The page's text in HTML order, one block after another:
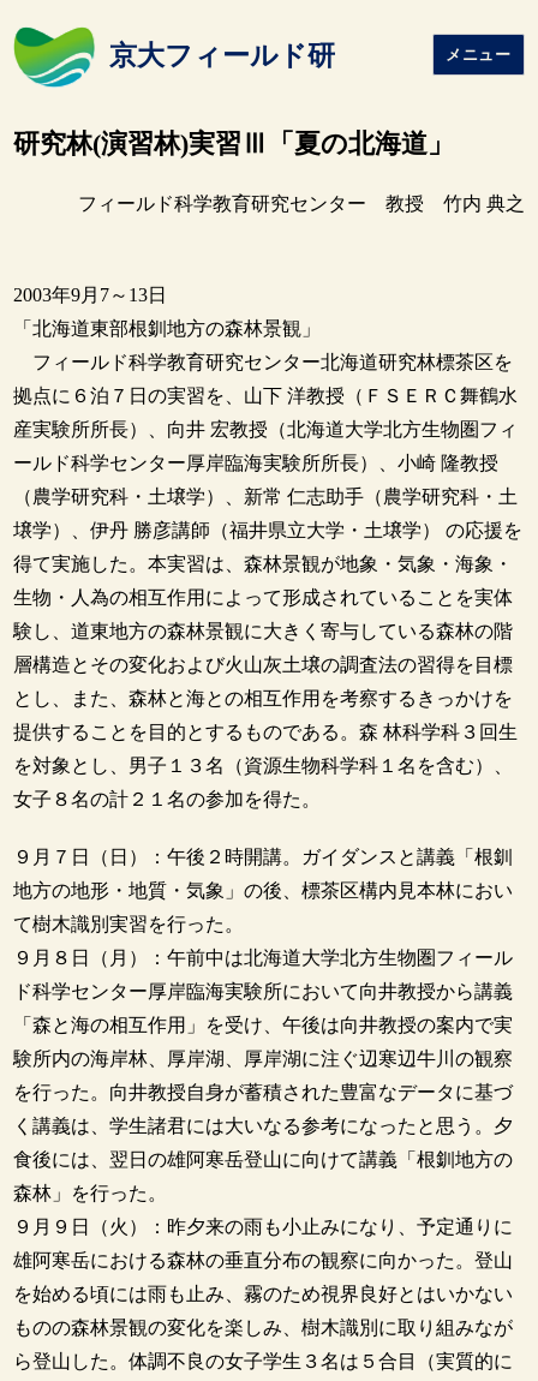
京大フィールド研 メニュー
研究林(演習林)実習Ⅲ「夏の北海道」
フィールド科学教育研究センター 教授 竹内 典之
2003年9月7～13日
「北海道東部根釧地方の森林景観」
フィールド科学教育研究センター北海道研究林標茶区を
拠点に６泊７日の実習を、山下 洋教授（ＦＳＥＲＣ舞鶴水
産実験所所長）、向井 宏教授（北海道大学北方生物圏フィ
ールド科学センター厚岸臨海実験所所長）、小崎 隆教授
（農学研究科・土壌学）、新常 仁志助手（農学研究科・土
壌学）、伊丹 勝彦講師（福井県立大学・土壌学） の応援を
得て実施した。本実習は、森林景観が地象・気象・海象・
生物・人為の相互作用によって形成されていることを実体
験し、道東地方の森林景観に大きく寄与している森林の階
層構造とその変化および火山灰土壌の調査法の習得を目標
とし、また、森林と海との相互作用を考察するきっかけを
提供することを目的とするものである。森 林科学科３回生
を対象とし、男子１３名（資源生物科学科１名を含む）、
女子８名の計２１名の参加を得た。
９月７日（日）：午後２時開講。ガイダンスと講義「根釧
地方の地形・地質・気象」の後、標茶区構内見本林におい
て樹木識別実習を行った。
９月８日（月）：午前中は北海道大学北方生物圏フィール
ド科学センター厚岸臨海実験所において向井教授から講義
「森と海の相互作用」を受け、午後は向井教授の案内で実
験所内の海岸林、厚岸湖、厚岸湖に注ぐ辺寒辺牛川の観察
を行った。向井教授自身が蓄積された豊富なデータに基づ
く講義は、学生諸君には大いなる参考になったと思う。夕
食後には、翌日の雄阿寒岳登山に向けて講義「根釧地方の
森林」を行った。
９月９日（火）：昨夕来の雨も小止みになり、予定通りに
雄阿寒岳における森林の垂直分布の観察に向かった。登山
を始める頃には雨も止み、霧のため視界良好とはいかない
ものの森林景観の変化を楽しみ、樹木識別に取り組みなが
ら登山した。体調不良の女子学生３名は５合目（実質的に